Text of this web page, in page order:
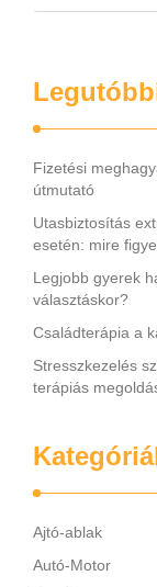
kevesebben
Fizetési
útmutató
Utasbiztosítás
esetén: mire
Legjobb gyerek
választáskor?
Családterápia a
Stresszkezelés
terápiás
Ajtó-ablak
Autó-Motor